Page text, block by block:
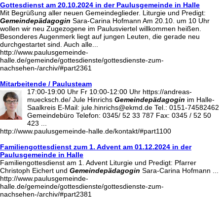
Gottesdienst am 20.10.2024 in der Paulusgemeinde in Halle
Mit Begrüßung aller neuen Gemeindeglieder. Liturgie und Predigt:
Gemeindepädagogin Sara-Carina Hofmann Am 20.10. um 10 Uhr
wollen wir neu Zugezogene im Paulusviertel willkommen heißen.
Besonderes Augenmerk liegt auf jungen Leuten, die gerade neu
durchgestartet sind. Auch alle...
http://www.paulusgemeinde-
halle.de/gemeinde/gottesdienste/gottesdienste-zum-
nachsehen-/archiv/#part2361
Mitarbeitende / Paulusteam
17:00-19:00 Uhr Fr 10:00-12:00 Uhr https://andreas-
muecksch.de/ Jule Hinrichs Gemeindepädagogin im Halle-
Saalkreis E-Mail: jule.hinrichs@ekmd.de Tel.: 0151-74582462
Gemeindebüro Telefon: 0345/ 52 33 787 Fax: 0345 / 52 50
423 ...
http://www.paulusgemeinde-halle.de/kontakt/#part1100
Familiengottesdienst zum 1. Advent am 01.12.2024 in der
Paulusgemeinde in Halle
Familiengottesdienst am 1. Advent Liturgie und Predigt: Pfarrer
Christoph Eichert und Gemeindepädagogin Sara-Carina Hofmann ...
http://www.paulusgemeinde-
halle.de/gemeinde/gottesdienste/gottesdienste-zum-
nachsehen-/archiv/#part2381